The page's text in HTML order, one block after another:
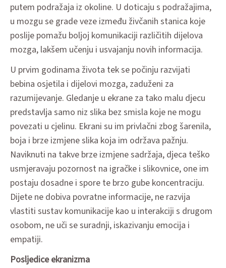
putem podražaja iz okoline. U doticaju s podražajima,
u mozgu se grade veze između živčanih stanica koje
poslije pomažu boljoj komunikaciji različitih dijelova
mozga, lakšem učenju i usvajanju novih informacija.
U prvim godinama života tek se počinju razvijati
bebina osjetila i dijelovi mozga, zaduženi za
razumijevanje. Gledanje u ekrane za tako malu djecu
predstavlja samo niz slika bez smisla koje ne mogu
povezati u cjelinu. Ekrani su im privlačni zbog šarenila,
boja i brze izmjene slika koja im održava pažnju.
Naviknuti na takve brze izmjene sadržaja, djeca teško
usmjeravaju pozornost na igračke i slikovnice, one im
postaju dosadne i spore te brzo gube koncentraciju.
Dijete ne dobiva povratne informacije, ne razvija
vlastiti sustav komunikacije kao u interakciji s drugom
osobom, ne uči se suradnji, iskazivanju emocija i
empatiji.
Posljedice ekranizma